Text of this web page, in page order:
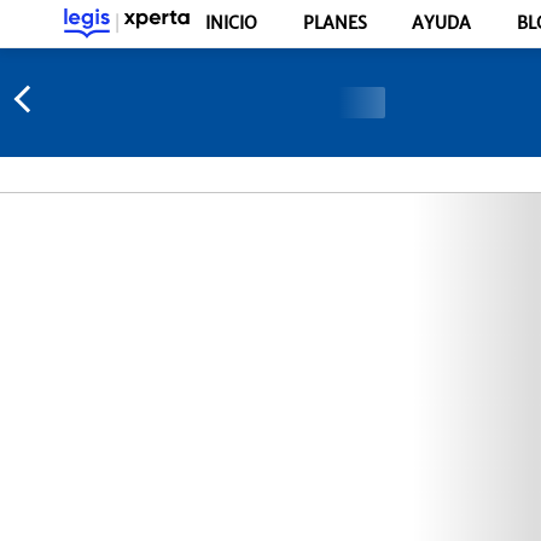
INICIO PLANES AYUDA